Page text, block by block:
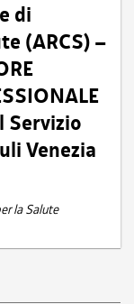
di
(ARCS) –
Servizio
Venezia
la Salute